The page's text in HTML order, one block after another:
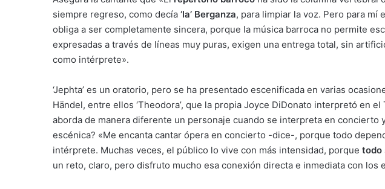
siempre regreso, como decía ‘la’ Berganza, para limpiar la voz. Pero para mí
obliga a ser completamente sincera, porque la música barroca no permite
expresadas a través de líneas muy puras, exigen una entrega total, sin
como intérprete».
‘Jephta’ es un oratorio, pero se ha presentado escenificada en varias
Händel, entre ellos ‘Theodora’, que la propia Joyce DiDonato interpretó en el
aborda de manera diferente un personaje cuando se interpreta en concierto
escénica? «Me encanta cantar ópera en concierto -dice-, porque todo
intérprete. Muchas veces, el público lo vive con más intensidad, porque todo
un reto, claro, pero disfruto mucho esa conexión directa e inmediata con los